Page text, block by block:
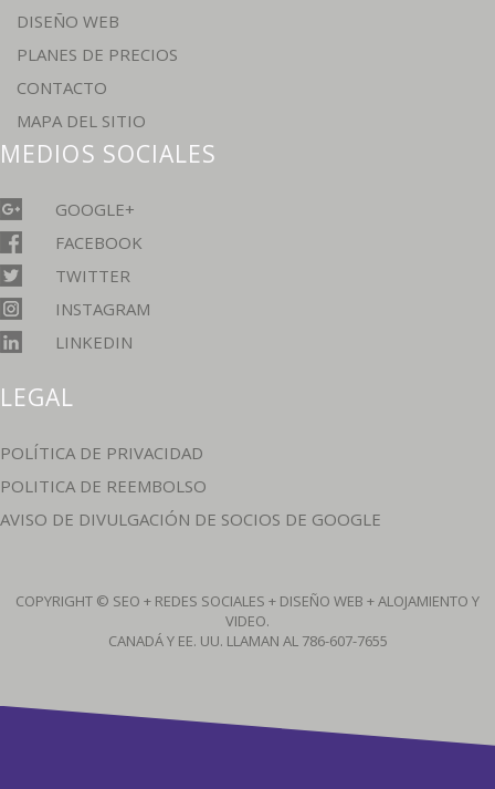
DISEÑO WEB
PLANES DE PRECIOS
CONTACTO
MAPA DEL SITIO
MEDIOS SOCIALES
GOOGLE+
FACEBOOK
TWITTER
INSTAGRAM
LINKEDIN
LEGAL
POLÍTICA DE PRIVACIDAD
POLITICA DE REEMBOLSO
AVISO DE DIVULGACIÓN DE SOCIOS DE GOOGLE
COPYRIGHT © SEO + REDES SOCIALES + DISEÑO WEB + ALOJAMIENTO Y
VIDEO.
CANADÁ Y EE. UU. LLAMAN AL 786-607-7655